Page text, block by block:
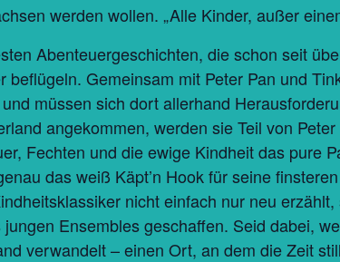
werden wollen. „Alle Kinder, außer
Abenteuergeschichten, die schon seit
Gemeinsam mit Peter Pan und
müssen sich dort allerhand
angekommen, werden sie Teil von
Fechten und die ewige Kindheit das pure
das weiß Käpt’n Hook für seine
nicht einfach nur neu
Ensembles geschaffen. Seid dabei,
verwandelt – einen Ort, an dem die Zeit